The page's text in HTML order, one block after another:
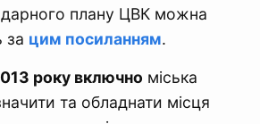
плану ЦВК можна
за цим посиланням.
року включно міська
та обладнати місця